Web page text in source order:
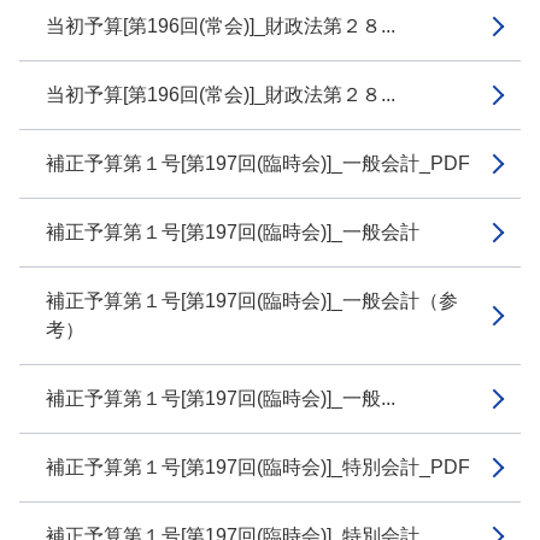
当初予算[第196回(常会)]_財政法第２８...
当初予算[第196回(常会)]_財政法第２８...
補正予算第１号[第197回(臨時会)]_一般会計_PDF
補正予算第１号[第197回(臨時会)]_一般会計
補正予算第１号[第197回(臨時会)]_一般会計（参
考）
補正予算第１号[第197回(臨時会)]_一般...
補正予算第１号[第197回(臨時会)]_特別会計_PDF
補正予算第１号[第197回(臨時会)]_特別会計